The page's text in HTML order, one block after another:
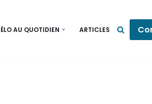
AU QUOTIDIEN ARTICLES